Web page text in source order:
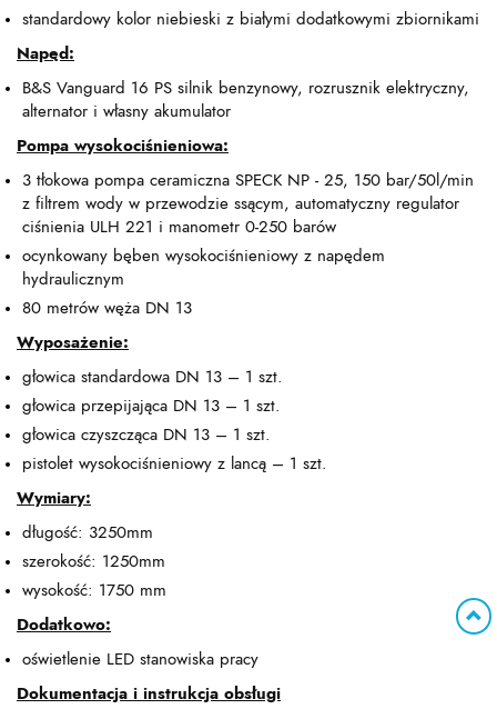
standardowy kolor niebieski z białymi dodatkowymi zbiornikami
Napęd:
B&S Vanguard 16 PS silnik benzynowy, rozrusznik elektryczny,
alternator i własny akumulator
Pompa wysokociśnieniowa:
3 tłokowa pompa ceramiczna SPECK NP - 25, 150 bar/50l/min
z filtrem wody w przewodzie ssącym, automatyczny regulator
ciśnienia ULH 221 i manometr 0-250 barów
ocynkowany bęben wysokociśnieniowy z napędem
hydraulicznym
80 metrów węża DN 13
Wyposażenie:
głowica standardowa DN 13 – 1 szt.
głowica przepijająca DN 13 – 1 szt.
głowica czyszcząca DN 13 – 1 szt.
pistolet wysokociśnieniowy z lancą – 1 szt.
Wymiary:
długość: 3250mm
szerokość: 1250mm
wysokość: 1750 mm
Dodatkowo:
oświetlenie LED stanowiska pracy
Dokumentacja i instrukcja obsługi